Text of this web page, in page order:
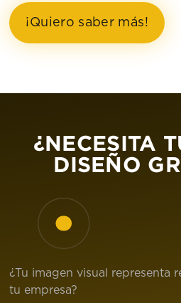
¡Quiero saber más!
¿NECESITA
DISEÑO
¿Tu imagen visual representa
tu empresa?